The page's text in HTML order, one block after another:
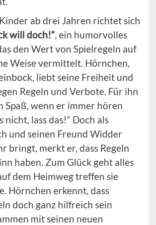
ab drei Jahren richtet sich
will doch!“, ein humorvolles
den Wert von Spielregeln auf
Weise vermittelt. Hörnchen,
liebt seine Freiheit und
Regeln und Verbote. Für ihn
Spaß, wenn er immer hören
nicht, lass das!“ Doch als
und seinen Freund Widder
bringt, merkt er, dass Regeln
haben. Zum Glück geht alles
dem Heimweg treffen sie
Hörnchen erkennt, dass
doch ganz hilfreich sein
mit seinen neuen